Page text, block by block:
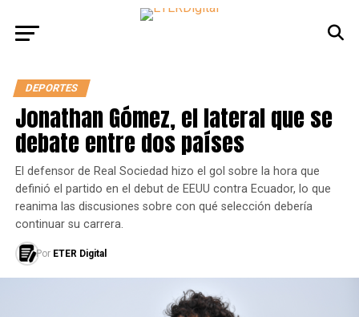
DEPORTES
Jonathan Gómez, el lateral que se
debate entre dos países
El defensor de Real Sociedad hizo el gol sobre la hora que
definió el partido en el debut de EEUU contra Ecuador, lo que
reanima las discusiones sobre con qué selección debería
continuar su carrera.
Por ETER Digital